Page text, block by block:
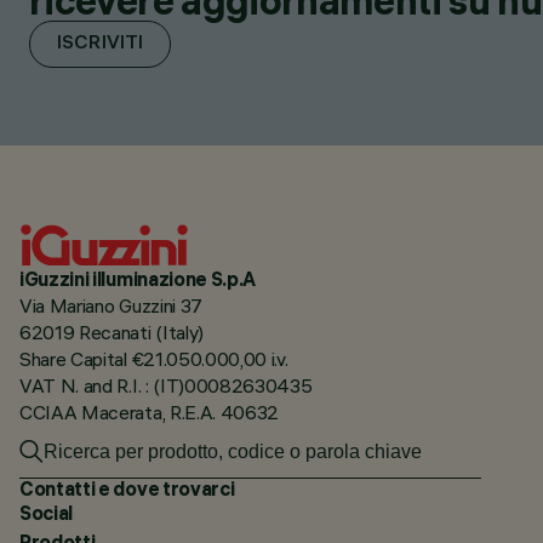
ISCRIVITI
iGuzzini illuminazione S.p.A
Via Mariano Guzzini 37
62019 Recanati (Italy)
Share Capital €21.050.000,00 i.v.
VAT N. and R.I. : (IT)00082630435
CCIAA Macerata, R.E.A. 40632
Contatti e dove trovarci
Social